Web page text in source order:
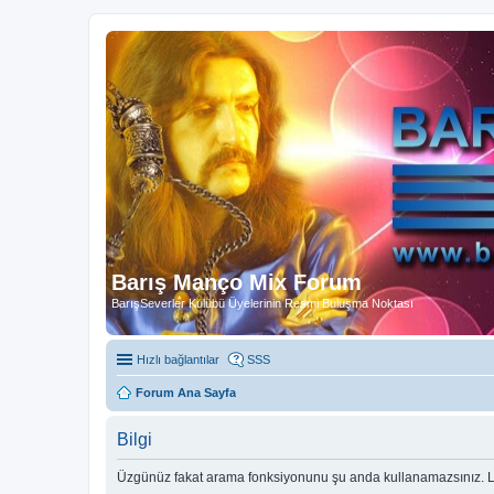
Barış Manço Mix Forum
BarışSeverler Kulübü Üyelerinin Resmi Buluşma Noktası
Hızlı bağlantılar SSS
Forum Ana Sayfa
Bilgi
Üzgünüz fakat arama fonksiyonunu şu anda kullanamazsınız.